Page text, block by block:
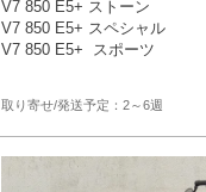
V7 850 E5+ ストーン
V7 850 E5+ スペシャル
V7 850 E5+  スポーツ
2～6週